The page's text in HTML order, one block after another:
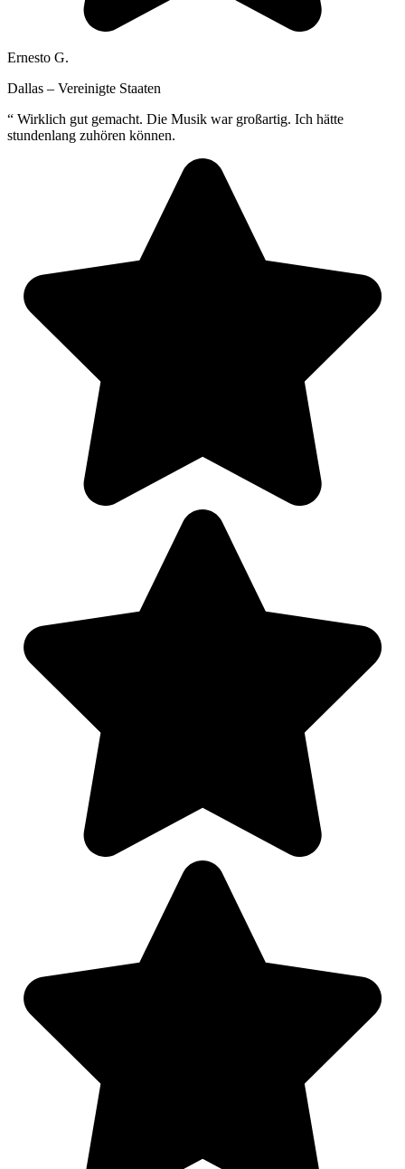
Ernesto G.
Dallas – Vereinigte Staaten
“ Wirklich gut gemacht. Die Musik war großartig. Ich hätte
stundenlang zuhören können.